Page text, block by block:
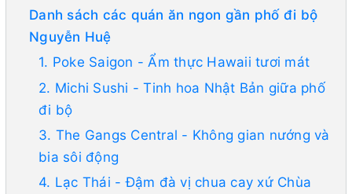
Danh sách các quán ăn ngon gần phố đi bộ
Nguyễn Huệ
1. Poke Saigon - Ẩm thực Hawaii tươi mát
2. Michi Sushi - Tinh hoa Nhật Bản giữa phố
đi bộ
3. The Gangs Central - Không gian nướng và
bia sôi động
4. Lạc Thái - Đậm đà vị chua cay xứ Chùa